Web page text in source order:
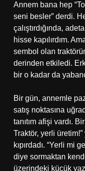
Annem bana hep
seni besler” derdi.
çalıştırdığında,
hisse kapılırdım.
sembol olan
derinden etkiledi.
bir o kadar da
Bir gün, annemle
satış noktasına
tanıtım afişi vardı.
Traktör, yerli
kıpırdadı. “Yerli mi
diye sormaktan
üzerindeki küçük